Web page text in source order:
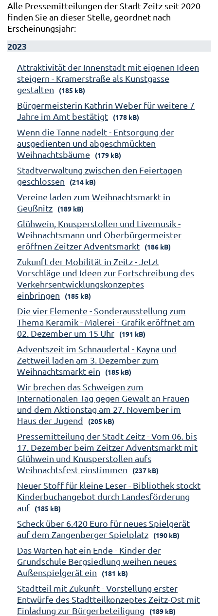
Alle Pressemitteilungen der Stadt Zeitz seit 2020
finden Sie an dieser Stelle, geordnet nach
Erscheinungsjahr:
2023
Attraktivität der Innenstadt mit eigenen Ideen
steigern - Kramerstraße als Kunstgasse
gestalten
(185 kB)
Bürgermeisterin Kathrin Weber für weitere 7
Jahre im Amt bestätigt
(178 kB)
Wenn die Tanne nadelt - Entsorgung der
ausgedienten und abgeschmückten
Weihnachtsbäume
(179 kB)
Stadtverwaltung zwischen den Feiertagen
geschlossen
(214 kB)
Vereine laden zum Weihnachtsmarkt in
Geußnitz
(189 kB)
Glühwein, Knusperstollen und Livemusik -
Weihnachtsmann und Oberbürgermeister
eröffnen Zeitzer Adventsmarkt
(186 kB)
Zukunft der Mobilität in Zeitz - Jetzt
Vorschläge und Ideen zur Fortschreibung des
Verkehrsentwicklungskonzeptes
einbringen
(185 kB)
Die vier Elemente - Sonderausstellung zum
Thema Keramik - Malerei - Grafik eröffnet am
02. Dezember um 15 Uhr
(191 kB)
Adventszeit im Schnaudertal - Kayna und
Zettweil laden am 3. Dezember zum
Weihnachtsmarkt ein
(185 kB)
Wir brechen das Schweigen zum
Internationalen Tag gegen Gewalt an Frauen
und dem Aktionstag am 27. November im
Haus der Jugend
(205 kB)
Pressemitteilung der Stadt Zeitz - Vom 06. bis
17. Dezember beim Zeitzer Adventsmarkt mit
Glühwein und Knusperstollen aufs
Weihnachtsfest einstimmen
(237 kB)
Neuer Stoff für kleine Leser - Bibliothek stockt
Kinderbuchangebot durch Landesförderung
auf
(185 kB)
Scheck über 6.420 Euro für neues Spielgerät
auf dem Zangenberger Spielplatz
(190 kB)
Das Warten hat ein Ende - Kinder der
Grundschule Bergsiedlung weihen neues
Außenspielgerät ein
(181 kB)
Stadtteil mit Zukunft - Vorstellung erster
Entwürfe des Stadtteilkonzeptes Zeitz-Ost mit
Einladung zur Bürgerbeteiligung
(189 kB)